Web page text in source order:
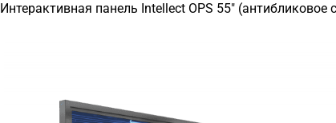
Интерактивная панель Intellect OPS 55″